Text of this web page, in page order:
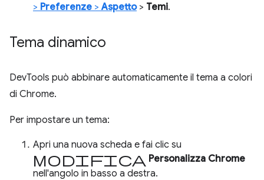
> Preferenze >Aspetto> Temi.
Tema dinamico
DevTools può abbinare automaticamente il tema a colori
di Chrome.
Per impostare un tema:
Apri una nuova scheda e fai clic su
Modifica Personalizza Chrome
nell'angolo in basso a destra.